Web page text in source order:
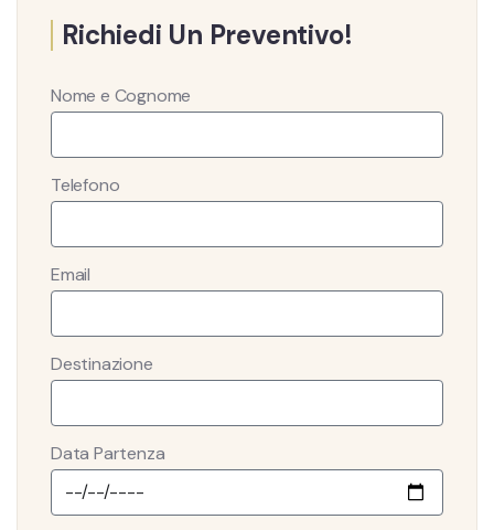
Richiedi Un Preventivo!
Nome e Cognome
Telefono
Email
Destinazione
Data Partenza